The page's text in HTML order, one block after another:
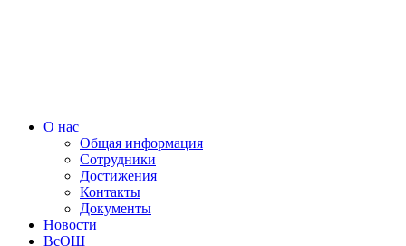
МенюО нас
Общая информация
Сотрудники
Достижения
Контакты
Документы
Новости
ВсОШ